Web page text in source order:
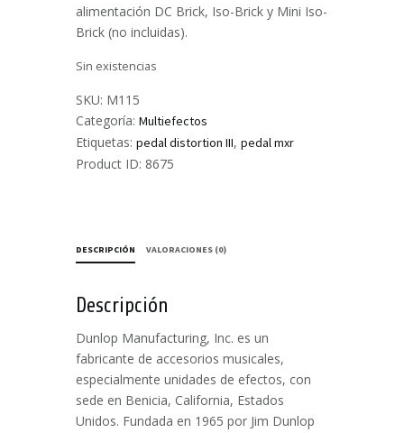
alimentación DC Brick, Iso-Brick y Mini Iso-
Brick (no incluidas).
Sin existencias
SKU: M115
Categoría: Multiefectos
Etiquetas: pedal distortion III, pedal mxr
Product ID: 8675
DESCRIPCIÓN VALORACIONES (0)
Descripción
Dunlop Manufacturing, Inc. es un
fabricante de accesorios musicales,
especialmente unidades de efectos, con
sede en Benicia, California, Estados
Unidos. Fundada en 1965 por Jim Dunlop